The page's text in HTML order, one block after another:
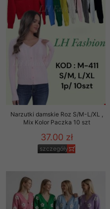
Narzutki damskie Roz S/M-L/XL ,
Mix Kolor Paczka 10 szt
37.00 zł
szczegóły